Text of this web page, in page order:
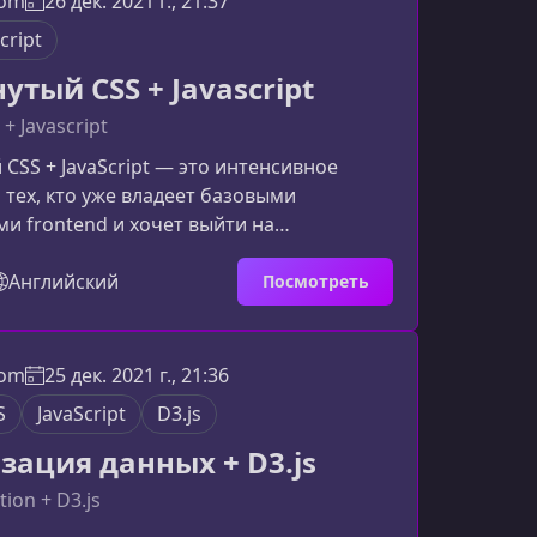
и подходит всем, кто хочет
Javascript в ре
CSS + Javascript
Javascript
+ JavaScript — это интенсивное
кто уже владеет базовыми
frontend и хочет выйти на
новый уровень. Здесь вы узнаете, как
интерфейсы, оптимизировать
и использовать современные
более эффективной разработки.Что
объединяет самые
инструменты современной верстки и
Вы научитесь сочетать гибк
Английский Посмотреть
25 дек. 2021 г., 21:36
JavaScript D3.js
данных + D3.js
+ D3.js